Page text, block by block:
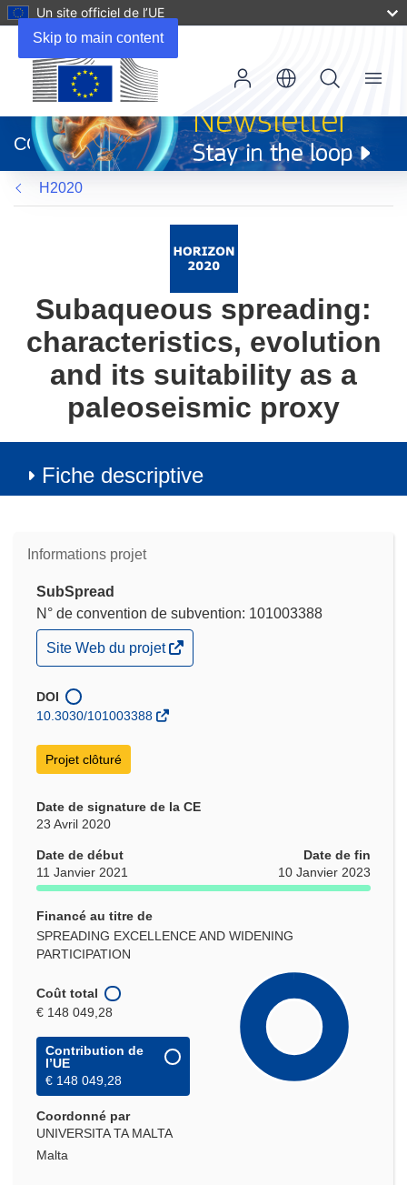
Skip to main content
Un site officiel de l’UE
dans
une
nouvelle
fenêtre)
CORDIS
Menu
H2020
Subaqueous spreading:
characteristics, evolution
and its suitability as a
paleoseismic proxy
Fiche descriptive
Informations projet
SubSpread
N° de convention de subvention: 101003388
(s’ouvre
dans
nouvelle
fenêtre)
Site Web du projet
DOI
10.3030/101003388
Projet clôturé
Date de signature de la CE
23 Avril 2020
Date de début
11 Janvier 2021
Date de fin
10 Janvier 2023
Financé au titre de
SPREADING EXCELLENCE AND WIDENING
PARTICIPATION
Coût total
€ 148 049,28
Contribution de
l’UE
€ 148 049,28
Coordonné par
UNIVERSITA TA MALTA
Malta